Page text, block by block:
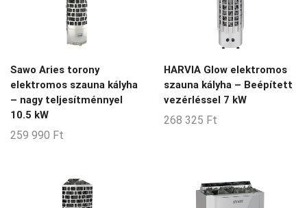
Sawo Aries torony
elektromos szauna kályha
– nagy teljesítménnyel
10.5 kW
259 990 Ft
HARVIA Glow elektromos
szauna kályha – Beépített
vezérléssel 7 kW
268 325 Ft